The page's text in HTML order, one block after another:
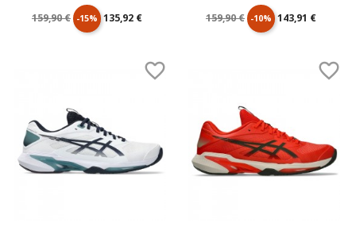
Prix
159,90 € -15% Prix
135,92 € Prix
159,90 € -10% Prix
143,91 €
 